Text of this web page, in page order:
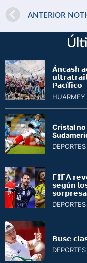
ANTERIOR
Á𝗻𝗰𝗮𝘀𝗵
𝗣𝗮𝗰í𝗳𝗶𝗰𝗼
HUARMEY
Cristal
DEPORTES
𝗙𝗜𝗙𝗔
𝘀𝗲𝗴ú𝗻
𝘀𝗼𝗿𝗽𝗿𝗲𝘀𝗮
DEPORTES
𝗕𝘂𝘀𝗲
DEPORTES